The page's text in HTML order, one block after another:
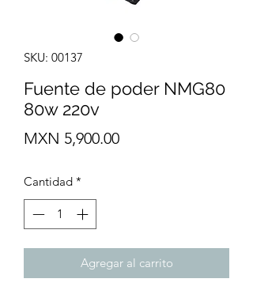
SKU: 00137
Fuente de poder NMG80
80w 220v
MXN 5,900.00Precio
Cantidad *
Agregar al carrito